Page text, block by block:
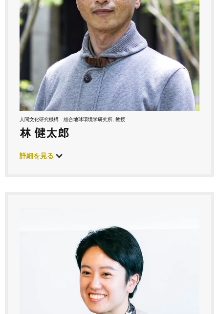
人間文化研究機構 総合地球環境学研究所, 教授
林 健太郎
詳細を見る